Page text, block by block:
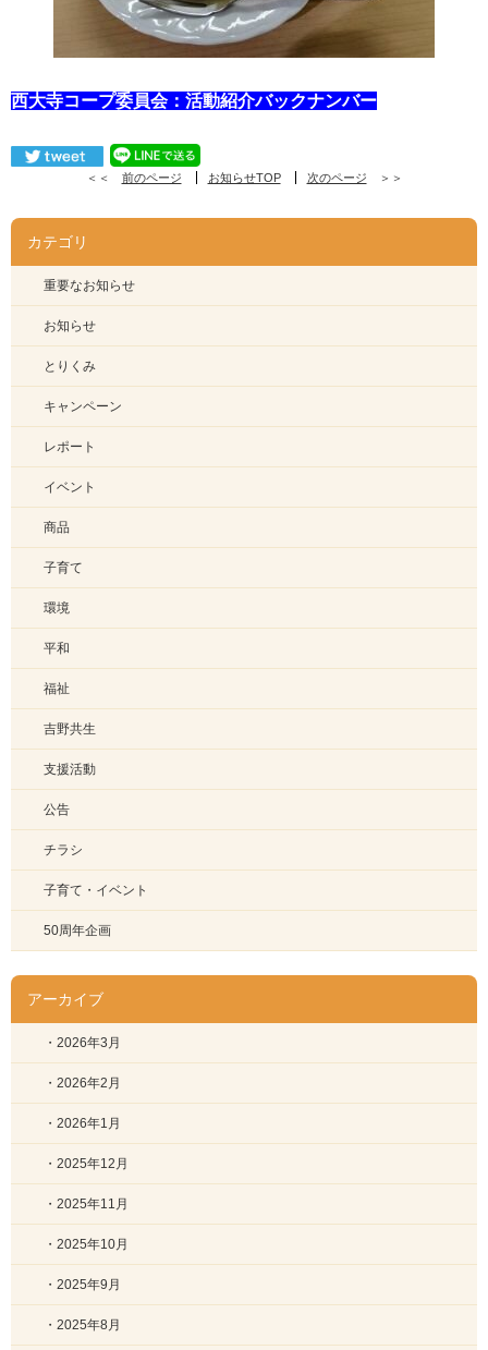
西大寺コープ委員会：活動紹介バックナンバー
＜＜ 前のページ お知らせTOP 次のページ ＞＞
カテゴリ
重要なお知らせ
お知らせ
とりくみ
キャンペーン
レポート
イベント
商品
子育て
環境
平和
福祉
吉野共生
支援活動
公告
チラシ
子育て・イベント
50周年企画
アーカイブ
・2026年3月
・2026年2月
・2026年1月
・2025年12月
・2025年11月
・2025年10月
・2025年9月
・2025年8月